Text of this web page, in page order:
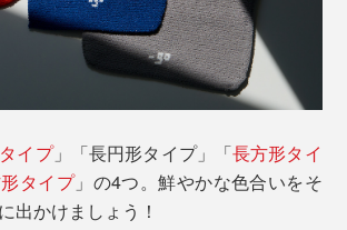
イプ」「長円形タイプ」「長方形タイ
タイプ」の4つ。鮮やかな色合いをそ
出かけましょう！